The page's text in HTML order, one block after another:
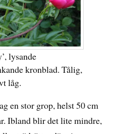
lysande
kronblad. Tålig,
låg.
en stor grop, helst 50 cm
Ibland blir det lite mindre,